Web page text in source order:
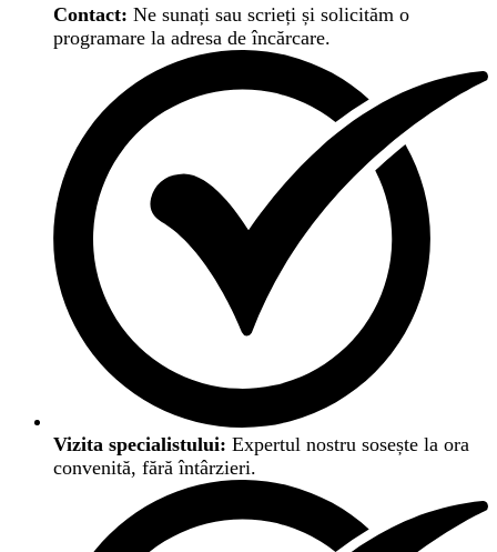
Contact: Ne sunați sau scrieți și solicităm o
programare la adresa de încărcare.
Vizita specialistului: Expertul nostru sosește la ora
convenită, fără întârzieri.